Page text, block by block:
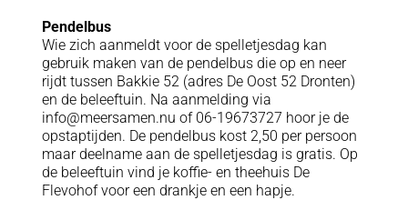
Pendelbus
Wie zich aanmeldt voor de spelletjesdag kan
gebruik maken van de pendelbus die op en neer
rijdt tussen Bakkie 52 (adres De Oost 52 Dronten)
en de beleeftuin. Na aanmelding via
info@meersamen.nu of 06-19673727 hoor je de
opstaptijden. De pendelbus kost 2,50 per persoon
maar deelname aan de spelletjesdag is gratis. Op
de beleeftuin vind je koffie- en theehuis De
Flevohof voor een drankje en een hapje.